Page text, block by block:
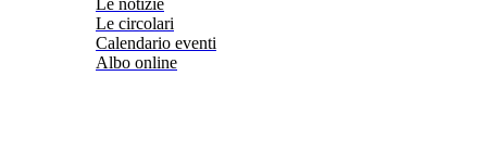
Le notizie
Le circolari
Calendario eventi
Albo online